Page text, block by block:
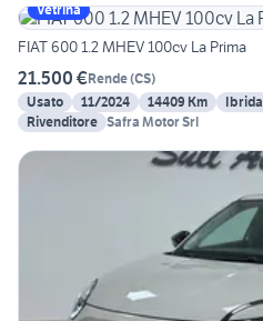
Vetrina
FIAT 600 1.2 MHEV 100cv La Prima
21.500 €Rende(CS)
Usato
11/2024 14409 Km Ibrida
Rivenditore Safra Motor Srl